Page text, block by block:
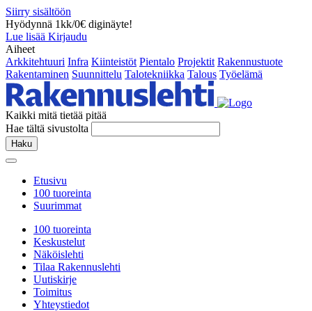
Siirry sisältöön
Hyödynnä 1kk/0€ diginäyte!
Lue lisää Kirjaudu
Aiheet
Arkkitehtuuri Infra Kiinteistöt Pientalo Projektit Rakennustuote
Rakentaminen Suunnittelu Talotekniikka Talous Työelämä
Kaikki mitä tietää pitää
Hae tältä sivustolta
Haku
Etusivu
100 tuoreinta
Suurimmat
100 tuoreinta
Keskustelut
Näköislehti
Tilaa Rakennuslehti
Uutiskirje
Toimitus
Yhteystiedot